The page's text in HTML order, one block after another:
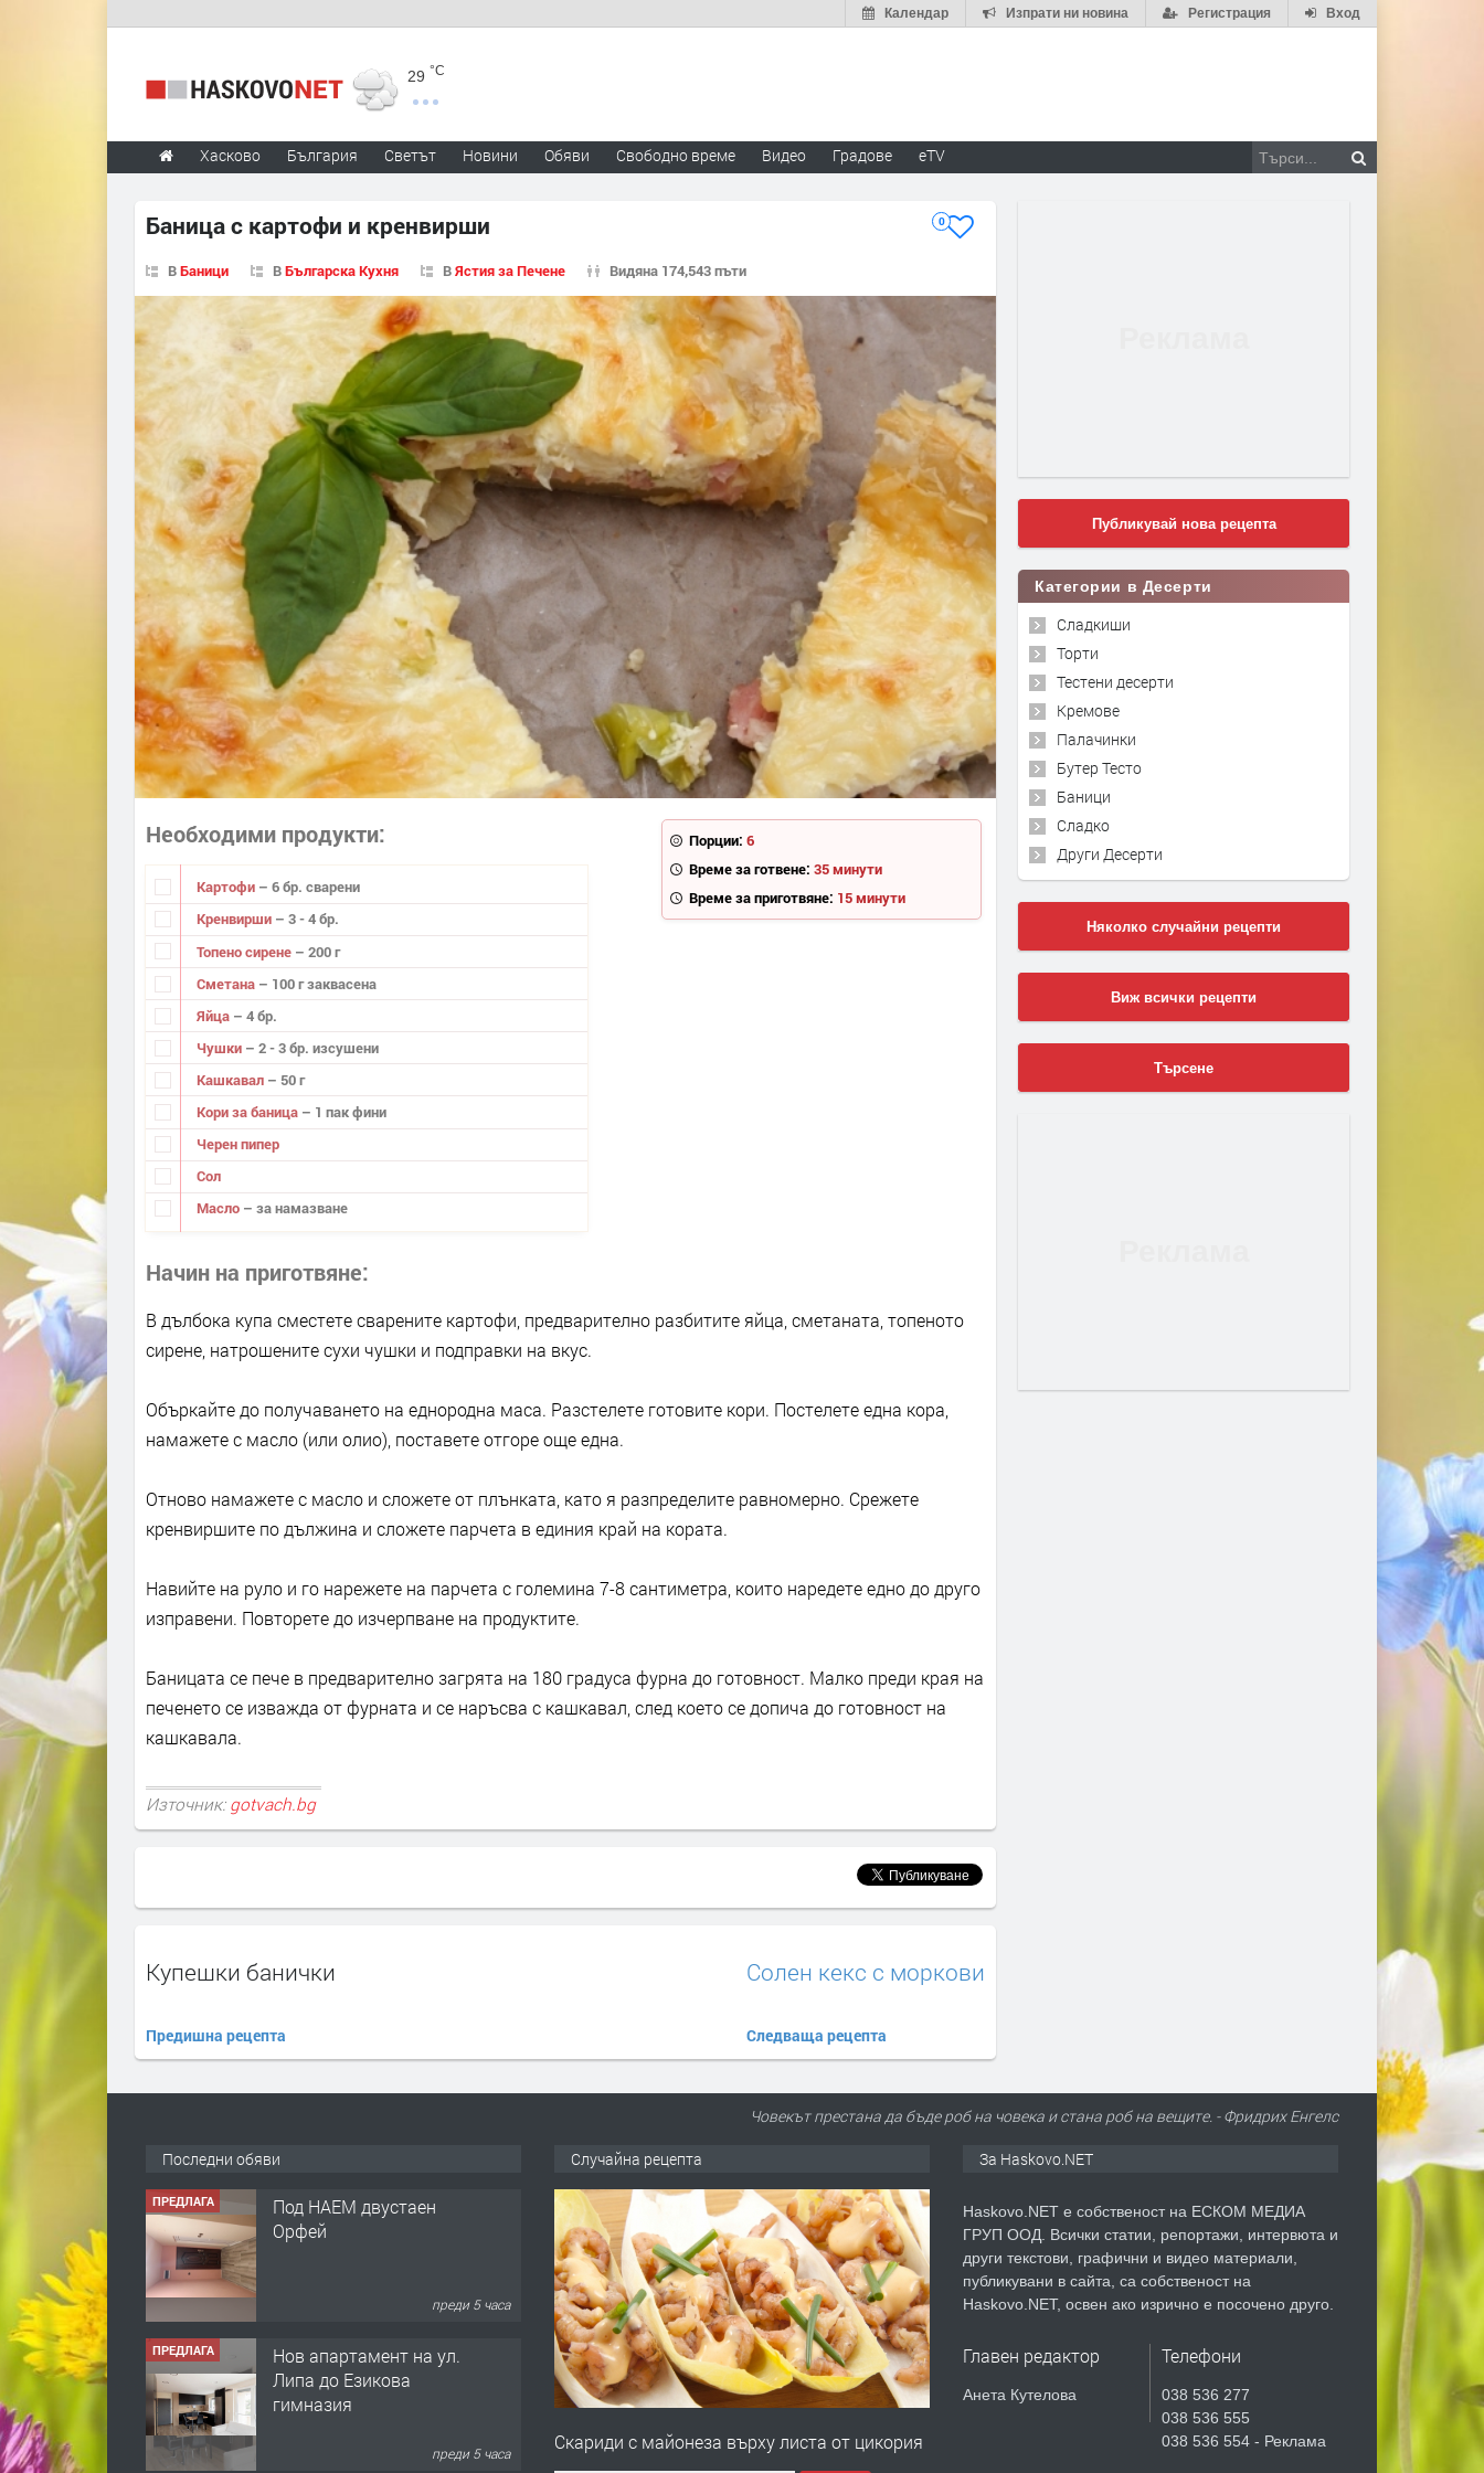
Вход
Регистрация
Изпрати ни новина
Календар
29 °C
Хасково България Светът Новини Обяви Свободно време Видео Градове eTV
Баница с картофи и кренвирши 0
ВБаници ВБългарска Кухня ВЯстия за Печене Видяна 174,543 пъти
Порции: 6
Време за готвене: 35 минути
Време за приготвяне: 15 минути
Необходими продукти
Картофи – 6 бр. сварени
Кренвирши – 3 - 4 бр.
Топено сирене – 200 г
Сметана – 100 г заквасена
Яйца – 4 бр.
Чушки – 2 - 3 бр. изсушени
Кашкавал – 50 г
Кори за баница – 1 пак фини
Черен пипер
Сол
Масло – за намазване
Начин на приготвяне
В дълбока купа сместете сварените картофи, предварително разбитите яйца, сметаната, топеното
сирене, натрошените сухи чушки и подправки на вкус.
Объркайте до получаването на еднородна маса. Разстелете готовите кори. Постелете една кора,
намажете с масло (или олио), поставете отгоре още една.
Отново намажете с масло и сложете от плънката, като я разпределите равномерно. Срежете
кренвиршите по дължина и сложете парчета в единия край на кората.
Навийте на руло и го нарежете на парчета с големина 7-8 сантиметра, които наредете едно до друго
изправени. Повторете до изчерпване на продуктите.
Баницата се пече в предварително загрята на 180 градуса фурна до готовност. Малко преди края на
печенето се изважда от фурната и се наръсва с кашкавал, след което се допича до готовност на
кашкавала.
Източник: gotvach.bg
Купешки банички
Предишна рецепта
Солен кекс с моркови
Следваща рецепта
Публикувай нова рецепта
Категории в Десерти
Сладкиши
Торти
Тестени десерти
Кремове
Палачинки
Бутер Тесто
Баници
Сладко
Други Десерти
Няколко случайни рецепти
Виж всички рецепти
Търсене
Човекът престана да бъде роб на човека и стана роб на вещите. - Фридрих Енгелс
Последни обяви
ПРЕДЛАГА
Под НАЕМ двустаен
Орфей
преди 5 часа
ПРЕДЛАГА
Нов апартамент на ул.
Липа до Езикова
гимназия
преди 5 часа
Случайна рецепта
Скариди с майонеза върху листа от цикория
За Haskovo.NET
Haskovo.NET е собственост на ЕСКОМ МЕДИА
ГРУП ООД. Всички статии, репортажи, интервюта и
други текстови, графични и видео материали,
публикувани в сайта, са собственост на
Haskovo.NET, освен ако изрично е посочено друго.
Главен редактор
Анета Кутелова
Телефони
038 536 277
038 536 555
038 536 554 - Реклама